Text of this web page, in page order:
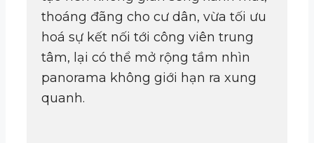
thoáng đãng cho cư dân, vừa tối ưu
hoá sự kết nối tới công viên trung
tâm, lại có thể mở rộng tầm nhìn
panorama không giới hạn ra xung
quanh.